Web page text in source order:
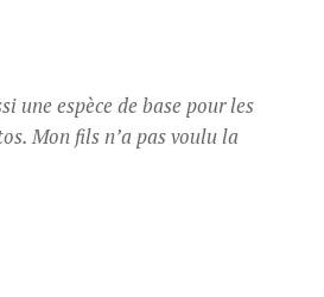
une espèce de base pour les
Mon fils n’a pas voulu la